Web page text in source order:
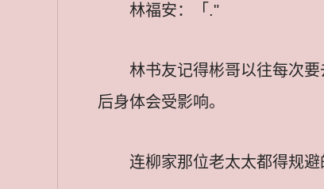
林福安：「."
林书友记得彬哥以往每次
后身体会受影响。
连柳家那位老太太都得规